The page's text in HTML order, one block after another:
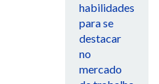
habilidades
para se
destacar
no
mercado